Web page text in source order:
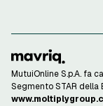
Rassegna Stampa
Lavora con Noi
Investor Relations
Preferenze Cookie
Privacy Istituti Partner
Informativa Trasparenza
Reclami Consumatori
Finanziamenti Online
Finalità Prestiti
Ottenere un Prestito
Strumenti di Calcolo
Calcolo Rata Prestito
Osservatorio Tassi
BNL
Compass
Findomestic
Unicredit
MutuiOnline S.p.A. fa
Segmento STAR